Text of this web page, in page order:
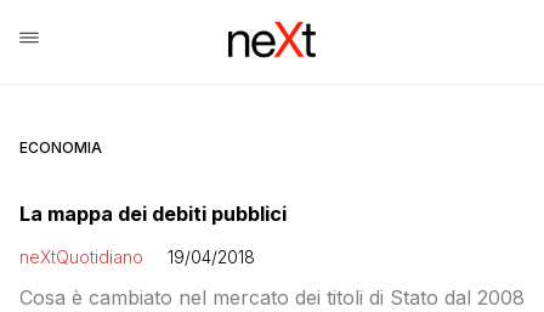
ECONOMIA
La mappa dei debiti pubblici
neXtQuotidiano 19/04/2018
Cosa è cambiato nel mercato dei titoli di Stato dal 2008